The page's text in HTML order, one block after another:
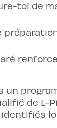
toi de
un
de